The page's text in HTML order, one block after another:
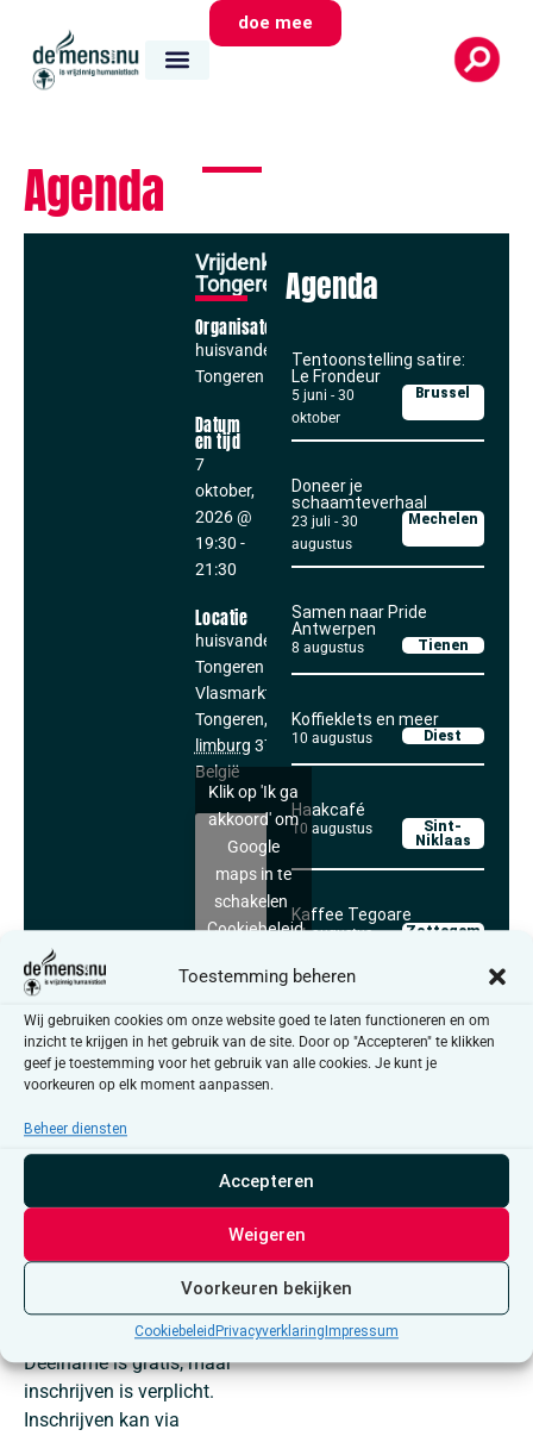
Toestemming beheren
Wij gebruiken cookies om onze website goed te laten functioneren en om
inzicht te krijgen in het gebruik van de site. Door op "Accepteren" te klikken
geef je toestemming voor het gebruik van alle cookies. Je kunt je
voorkeuren op elk moment aanpassen.
Beheer diensten
Accepteren
Weigeren
Voorkeuren bekijken
Cookiebeleid Privacyverklaring Impressum
doe mee
Agenda
Vrijdenkers
Tongeren
Organisator
huisvandeMens
Tongeren
Datum
en tijd
7
oktober,
2026@
19:30 -
21:30
Locatie
huisvandeMens
Tongeren
Vlasmarkt 11
Tongeren,
limburg 3700
België
Klik op 'Ik ga
akkoord' om
Google
maps in te
schakelen
Cookiebeleid
Ik ga akkoord
Ga jij graag in dialoog met
anderen over thema’s die in
de maatschappij leven? Kom
mee met ons op zoek naar
Vrijdenkers. Er is geen
vereist, maar een open geest
is wel een vereiste om te
kunnen deelnemen.
Deelname is gratis, maar
inschrijven is verplicht.
Inschrijven kan via
Agenda
Tentoonstelling satire:
Le Frondeur
5 juni - 30
oktober
Brussel
Doneer je
schaamteverhaal
23 juli - 30
augustus
Mechelen
Samen naar Pride
Antwerpen
8 augustus Tienen
Koffieklets en meer
10 augustus Diest
Haakcafé
10 augustus
Sint-
Niklaas
Kaffee Tegoare
11 augustus Zottegem
Alle activiteiten